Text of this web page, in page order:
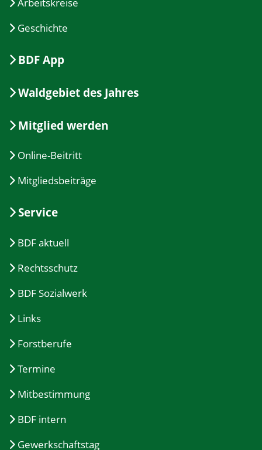
Geschichte
BDF App
Waldgebiet des Jahres
Mitglied werden
Online-Beitritt
Mitgliedsbeiträge
Service
BDF aktuell
Rechtsschutz
BDF Sozialwerk
Links
Forstberufe
Termine
Mitbestimmung
BDF intern
Gewerkschaftstag